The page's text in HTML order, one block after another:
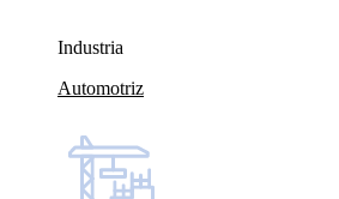
Industria
Automotriz